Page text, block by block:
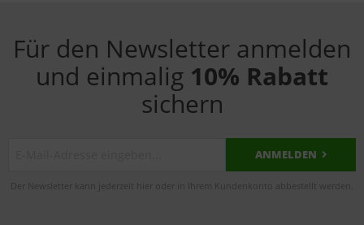
Für den Newsletter anmelden
und einmalig 10% Rabatt
sichern
ANMELDEN
Der Newsletter kann jederzeit hier oder in Ihrem Kundenkonto abbestellt werden.